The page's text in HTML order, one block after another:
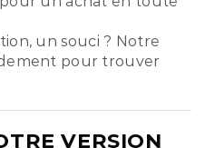
un souci ? Notre
pour trouver
VERSION